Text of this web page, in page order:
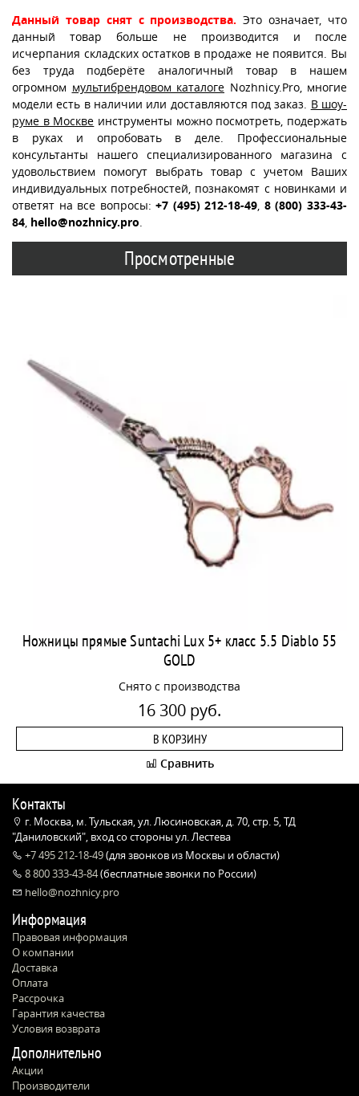
Данный товар снят с производства. Это означает, что
данный товар больше не производится и после
исчерпания складских остатков в продаже не появится. Вы
без труда подберёте аналогичный товар в нашем
огромном мультибрендовом каталоге Nozhnicy.Pro, многие
модели есть в наличии или доставляются под заказ. В шоу-
руме в Москве инструменты можно посмотреть, подержать
в руках и опробовать в деле. Профессиональные
консультанты нашего специализированного магазина с
удовольствием помогут выбрать товар с учетом Ваших
индивидуальных потребностей, познакомят с новинками и
ответят на все вопросы:+7 (495) 212-18-49 8 (800) 333-43-
84 hello@nozhnicy.pro
Просмотренные
Ножницы прямые Suntachi Lux 5+ класс 5.5 Diablo 55
GOLD
Снято с производства
16 300 руб.
В КОРЗИНУ
Сравнить
Контакты
г. Москва, м. Тульская, ул. Люсиновская, д. 70, стр. 5, ТД
"Даниловский", вход со стороны ул. Лестева
+7 495 212-18-49(для звонков из Москвы и области)
8 800 333-43-84(бесплатные звонки по России)
hello@nozhnicy.pro
Информация
Правовая информация
О компании
Доставка
Оплата
Рассрочка
Гарантия качества
Условия возврата
Дополнительно
Акции
Производители